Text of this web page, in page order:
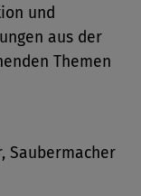
und
aus der
Themen
Saubermacher